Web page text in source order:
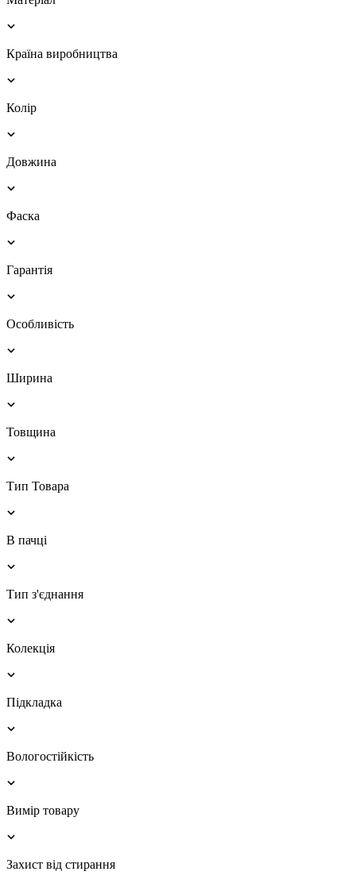
Країна виробництва
Колір
Довжина
Фаска
Гарантія
Особливість
Ширина
Товщина
Тип Товара
В пачці
Тип з'єднання
Колекція
Підкладка
Вологостійкість
Вимір товару
Захист від стирання